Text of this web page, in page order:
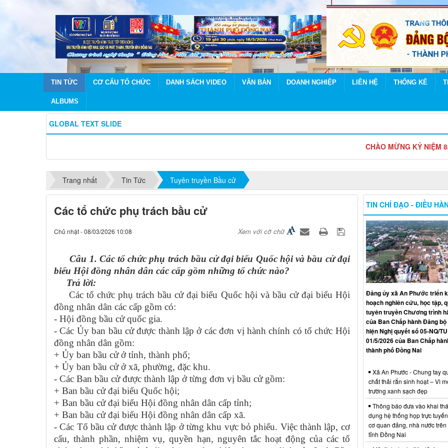
TIN TỨC CƠ CẤU TỔ CHỨC DANH SÁCH VIDEO VĂN BẢN DOANH NGHIỆP LIÊN HỆ THỐNG KÊ
ALBUMS
GLOBAL TEXT SLIDE
CHÀO MỪNG KỶ NIỆM 85 NĂM
Trang nhất Tin Tức Tuyên truyền Bầu cử
Các tổ chức phụ trách bầu cử
Chủ nhật - 08/03/2026 10:08 Xem với cỡ chữ
Câu 1. Các tổ chức phụ trách bầu cử đại biểu Quốc hội và bầu cử đại
biểu Hội đồng nhân dân các cấp gồm những tổ chức nào?
Trả lời:
Các tổ chức phụ trách bầu cử đại biểu Quốc hội và bầu cử đại biểu Hội
đồng nhân dân các cấp gồm có:
- Hội đồng bầu cử quốc gia.
- Các Ủy ban bầu cử được thành lập ở các đơn vị hành chính có tổ chức Hội
đồng nhân dân gồm:
+ Ủy ban bầu cử ở tỉnh, thành phố;
+ Ủy ban bầu cử ở xã, phường, đặc khu.
- Các Ban bầu cử được thành lập ở từng đơn vị bầu cử gồm:
+ Ban bầu cử đại biểu Quốc hội;
+ Ban bầu cử đại biểu Hội đồng nhân dân cấp tỉnh;
+ Ban bầu cử đại biểu Hội đồng nhân dân cấp xã.
- Các Tổ bầu cử được thành lập ở từng khu vực bỏ phiếu. Việc thành lập, cơ
cấu, thành phần, nhiệm vụ, quyền hạn, nguyên tắc hoạt động của các tổ
TIN CHỈ ĐẠO - ĐIỀU
Đảng ủy xã An Phước triển
hoạch nghiên cứu, học tập,
tuyên truyền Chương trình
của Ban Chấp hành Đảng
hiện Nghị quyết số 05-NQ/
01/5/2026 của Ban Chấp
thành phố Đồng Nai
Xã An Phước - Chung tay
chất thải rắn sinh hoạt – Vì
trường xanh sạch đẹp
Thông báo đưa vào khai
dụng hệ thống họp trực
cơ quan đảng, nhà nước
tỉnh Đồng Nai